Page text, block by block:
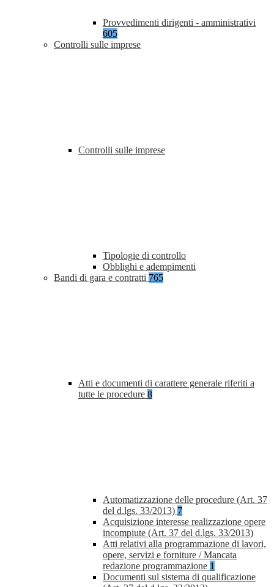
Provvedimenti dirigenti - amministrativi
605
Controlli sulle imprese
Controlli sulle imprese
Tipologie di controllo
Obblighi e adempimenti
Bandi di gara e contratti 765
Atti e documenti di carattere generale riferiti a
tutte le procedure 8
Automatizzazione delle procedure (Art. 37
del d.lgs. 33/2013) 7
Acquisizione interesse realizzazione opere
incompiute (Art. 37 del d.lgs. 33/2013)
Atti relativi alla programmazione di lavori,
opere, servizi e forniture / Mancata
redazione programmazione 1
Documenti sul sistema di qualificazione